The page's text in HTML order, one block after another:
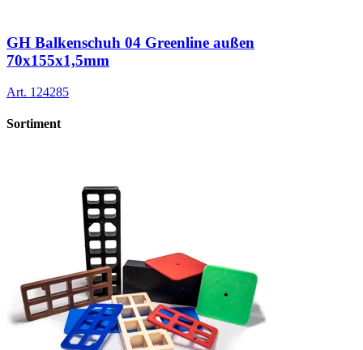
GH Balkenschuh 04 Greenline außen
70x155x1,5mm
Art. 124285
Sortiment